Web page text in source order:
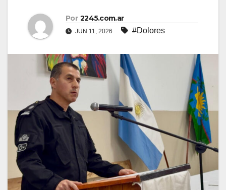
Por 2245.com.ar
JUN 11, 2026 #Dolores